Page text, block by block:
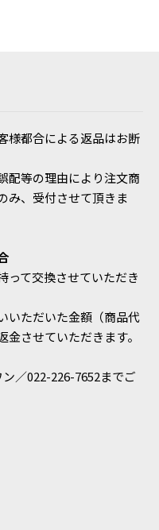
様都合による返品はお断
配等の理由により注文商
み、受付させて頂きま
って交換させていただき
いただいた金額（商品代
させていただきます。
／022-226-7652までご